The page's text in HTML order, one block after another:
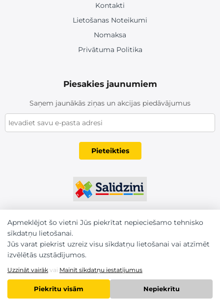
Kontakti
Lietošanas Noteikumi
Nomaksa
Privātuma Politika
Piesakies jaunumiem
Saņem jaunākās ziņas un akcijas piedāvājumus
Pieteikties
2026 © Karm.lv. Visas tiesības aizsargātas
Apmeklējot šo vietni Jūs piekrītat nepieciešamo tehnisko
sīkdatņu lietošanai.
Jūs varat piekrist uzreiz visu sīkdatņu lietošanai vai atzīmēt
izvēlētās uzstādījumos.
Uzzināt vairāk vai Mainīt sīkdatņu iestatījumus
Piekrītu visām Nepiekrītu